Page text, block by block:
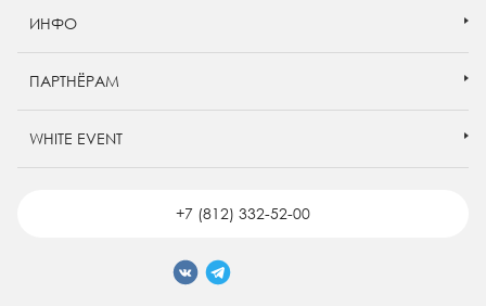
ИНФО
ПАРТНЁРАМ
WHITE EVENT
+7 (812) 332-52-00